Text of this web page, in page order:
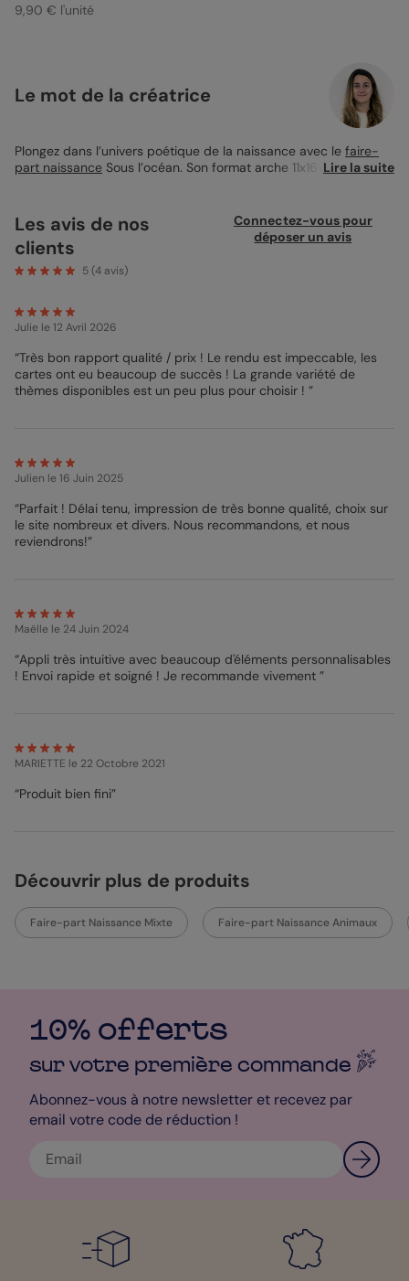
9,90 € l'unité
Le mot de la créatrice
Plongez dans l’univers poétique de la naissance avec le faire-
part naissance Sous l’océan. Son format arche 11x16 cm accueille
grande nouvelle en toute simplicité, il se personnalise
facilement et révèle toute sa douceur sur papier création. À
glisser dans une enveloppe bleu marine pour un bel effet de
contraste.
Lire la suite
Les avis de nos
clients
5(4 avis)
Connectez-vous pour
déposer un avis
Julie le 12 Avril 2026
“Très bon rapport qualité / prix ! Le rendu est impeccable, les
cartes ont eu beaucoup de succès ! La grande variété de
thèmes disponibles est un peu plus pour choisir ! ”
Julien le 16 Juin 2025
“Parfait ! Délai tenu, impression de très bonne qualité, choix sur
le site nombreux et divers. Nous recommandons, et nous
reviendrons!”
Maëlle le 24 Juin 2024
“Appli très intuitive avec beaucoup d'éléments personnalisables
! Envoi rapide et soigné ! Je recommande vivement ”
MARIETTE le 22 Octobre 2021
“Produit bien fini”
Découvrir plus de produits
Faire-part Naissance Mixte Faire-part Naissance Animaux
10% offerts
sur votre première commande
Abonnez-vous à notre newsletter et recevez par
email votre code de réduction !